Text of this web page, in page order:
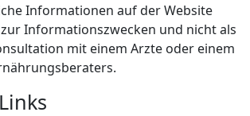
Informationen auf der Website
Informationszwecken und nicht als
mit einem Arzte oder einem